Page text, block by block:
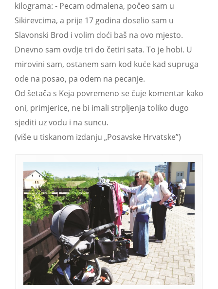
kilograma: - Pecam odmalena, počeo sam u
Sikirevcima, a prije 17 godina doselio sam u
Slavonski Brod i volim doći baš na ovo mjesto.
Dnevno sam ovdje tri do četiri sata. To je hobi. U
mirovini sam, ostanem sam kod kuće kad supruga
ode na posao, pa odem na pecanje.
Od šetača s Keja povremeno se čuje komentar kako
oni, primjerice, ne bi imali strpljenja toliko dugo
sjediti uz vodu i na suncu.
(više u tiskanom izdanju „Posavske Hrvatske”)